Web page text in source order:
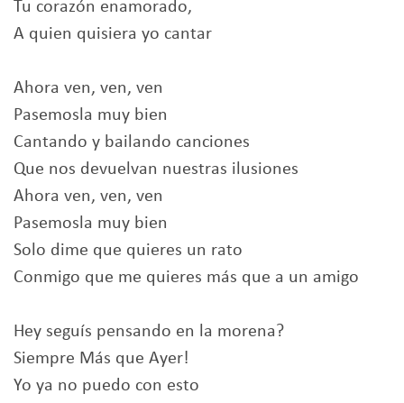
Tu corazón enamorado,
A quien quisiera yo cantar
Ahora ven, ven, ven
Pasemosla muy bien
Cantando y bailando canciones
Que nos devuelvan nuestras ilusiones
Ahora ven, ven, ven
Pasemosla muy bien
Solo dime que quieres un rato
Conmigo que me quieres más que a un amigo
Hey seguís pensando en la morena?
Siempre Más que Ayer!
Yo ya no puedo con esto